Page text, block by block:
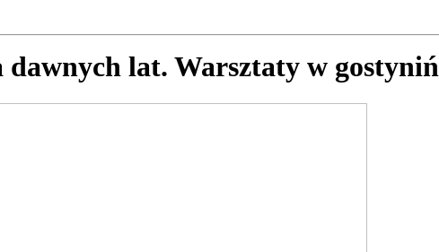
lat. Warsztaty w